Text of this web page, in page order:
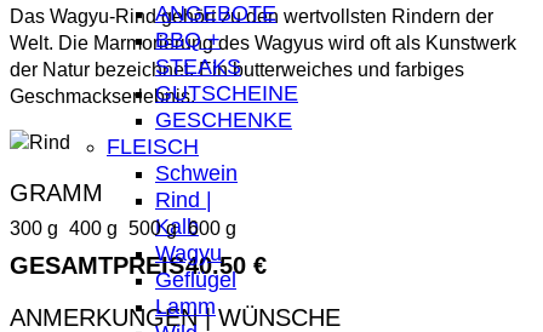
ANGEBOTE
BBQ +
STEAKS
GUTSCHEINE
GESCHENKE
FLEISCH
Schwein
Rind |
Kalb
Wagyu
Geflügel
Lamm
Das Wagyu-Rind gehört zu den wertvollsten Rindern der
Welt. Die Marmorierung des Wagyus wird oft als Kunstwerk
der Natur bezeichnet. Ein butterweiches und farbiges
Geschmackserlebnis.
300 g 400 g 500 g 600 g
GESAMTPREIS40.50 €
ANMERKUNGEN | WÜNSCHE